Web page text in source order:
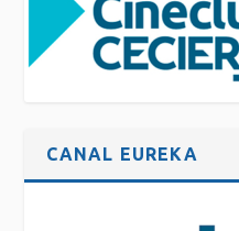
CANAL EUREKA